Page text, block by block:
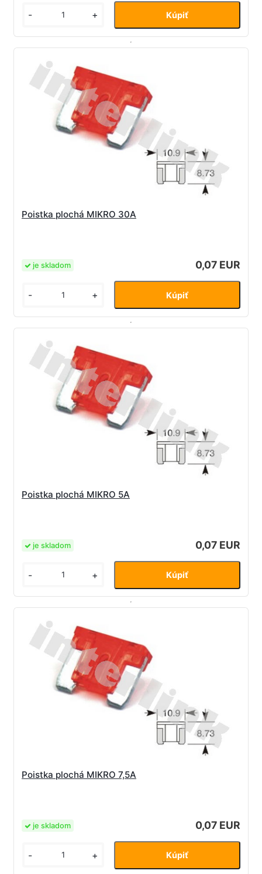
- +
Poistka plochá MIKRO 30A
0,07 EUR
je skladom
- +
Poistka plochá MIKRO 5A
0,07 EUR
je skladom
- +
Poistka plochá MIKRO 7,5A
0,07 EUR
je skladom
- +